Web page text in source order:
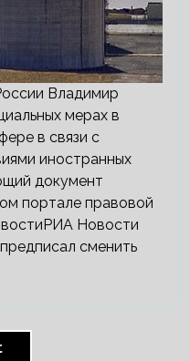
Владимир
мерах в
в связи с
иностранных
документ
портале правовой
Новости
сменить